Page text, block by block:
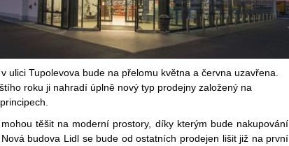
ulici Tupolevova bude na přelomu května a června uzavřena.
roku ji nahradí úplně nový typ prodejny založený na
těšit na moderní prostory, díky kterým bude nakupování
budova Lidl se bude od ostatních prodejen lišit již na první